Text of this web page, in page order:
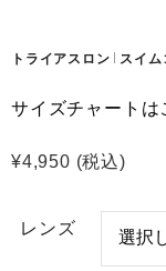
トライアスロン スイ
サイズチャートは
¥4,950 (税込)
レンズ